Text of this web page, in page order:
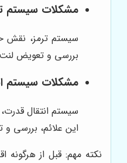
مشکلات سیستم
سیستم ترمز، نقش
بررسی و تعویض
مشکلات سیستم
سیستم انتقال
این علائم، بررسی
نکته مهم: قبل از هرگونه